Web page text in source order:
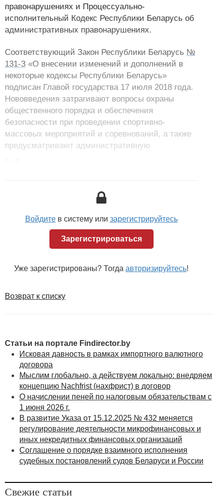
правонарушениях и Процессуально-
исполнительный Кодекс Республики Беларусь об
административных правонарушениях.
Соответствующий Закон Республики Беларусь №
131-З «О внесении изменений и дополнений в
некоторые кодексы Республики Беларусь»
подписан Главой государства 17 июля 2018 года.
Нововведения затрагивают вопросы охраны
общественного порядка и обеспечения
безопасности при проведении спортивно-
массовых мероприятий и соревнований, а также
предусматривают административную
Как рассказал начальник отдела по массовым
мероприятиям главного управления охраны
правопорядка и профилактики МВД Владимир
Станилевич, теперь за совершение на
территории физкультурно-спортивных
спортивно-массовых мероприятий или
правонарушений, указанных в статьях 9.1, 16.10,
посещение данных объектов сроком от 3 месяцев
до 3 лет. При этом за его нарушение статьей
24.13 КоАП вводится административная
ответственность в виде штрафа в размере от 2
до 20 базовых величин или административного
ареста.
Постановление об административном запрете на
посещение ФСС приводится в исполнение
органами внутренних дел и осуществляется
путем недопущения лиц, подвергнутых этому
ФСС либо выдворения их за пределы указанной
территории во время проведения спортивно-
Войдитев систему или зарегистрируйтесь
Зарегистрироваться
Уже зарегистрированы? Тогда авторизируйтесь!
Возврат к списку
Статьи на портале Findirector.by
Исковая давность в рамках импортного валютного
договора
Мыслим глобально, а действуем локально: внедряем
концепцию Nachfrist (нахфрист) в договор
О начислении пеней по налоговым обязательствам с
1 июня 2026 г.
В развитие Указа от 15.12.2025 № 432 меняется
регулирование деятельности микрофинансовых и
иных некредитных финансовых организаций
Соглашение о порядке взаимного исполнения
судебных постановлений судов Беларуси и России
Свежие статьи